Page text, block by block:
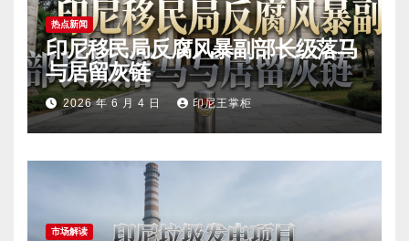
热点新闻
印尼移民局反腐风暴副部长级落马
与居留灰链
2026 年 6 月 4 日 印尼王掌柜
市场解读